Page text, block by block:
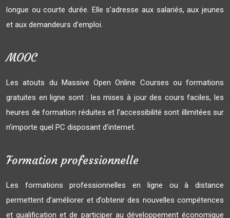
longue ou courte durée. Elle s’adresse aux salariés, aux jeunes
et aux demandeurs d’emploi.
MOOC
Les atouts du Massive Open Online Courses ou formations
gratuites en ligne sont : les mises à jour des cours faciles, les
heures de formation réduites et l’accessibilité sont illimitées sur
n’importe quel PC disposant d’internet.
Formation professionnelle
Les formations professionnelles en ligne ou à distance
permettent d’améliorer et d’obtenir des nouvelles compétences
et qualification et de participer au développement économique